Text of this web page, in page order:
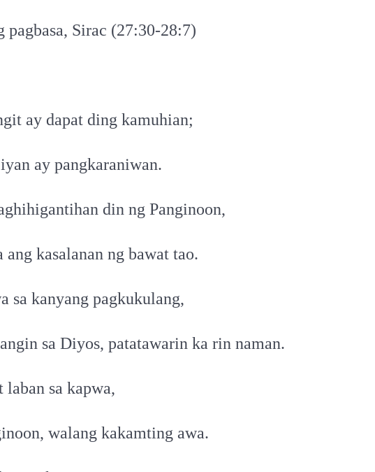
pagbasa, Sirac (27:30-28:7)
ay dapat ding kamuhian;
ay pangkaraniwan.
din ng Panginoon,
kasalanan ng bawat tao.
sa kanyang pagkukulang,
sa Diyos, patatawarin ka rin naman.
sa kapwa,
walang kakamting awa.